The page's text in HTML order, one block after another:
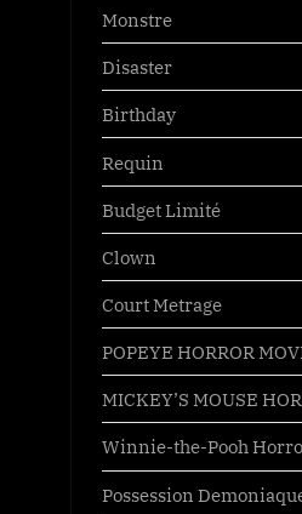
Monstre
Disaster
Birthday
Requin
Budget Limité
Clown
Court Metrage
POPEYE HORROR
MICKEY’S MOUSE
Winnie-the-Pooh
Possession